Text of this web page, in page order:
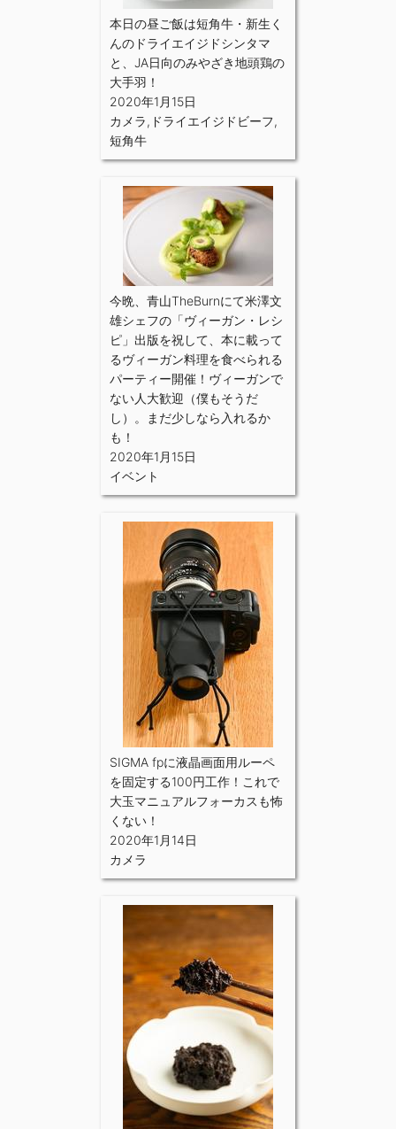
本日の昼ご飯は短角牛・新生く
んのドライエイジドシンタマ
と、JA日向のみやざき地頭鶏の
大手羽！
2020年1月15日
カメラ, ドライエイジドビーフ,
短角牛
今晩、青山TheBurnにて米澤文
雄シェフの「ヴィーガン・レシ
ピ」出版を祝して、本に載って
るヴィーガン料理を食べられる
パーティー開催！ヴィーガンで
ない人大歓迎（僕もそうだ
し）。まだ少しなら入れるか
も！
2020年1月15日
イベント
SIGMA fpに液晶画面用ルーペ
を固定する100円工作！これで
大玉マニュアルフォーカスも怖
くない！
2020年1月14日
カメラ